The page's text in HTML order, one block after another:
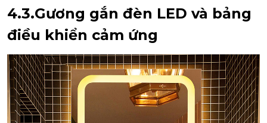
4.3.Gương gắn đèn LED và bảng
điều khiển cảm ứng